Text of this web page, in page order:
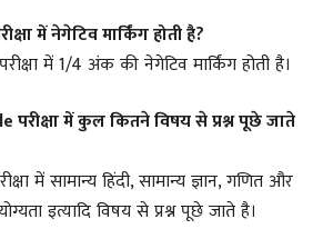
में नेगेटिव मार्किंग होती है?
में 1/4 अंक की नेगेटिव मार्किंग होती है।
परीक्षा में कुल कितने विषय से प्रश्न पूछे जाते
में सामान्य हिंदी, सामान्य ज्ञान, गणित और
इत्यादि विषय से प्रश्न पूछे जाते है।